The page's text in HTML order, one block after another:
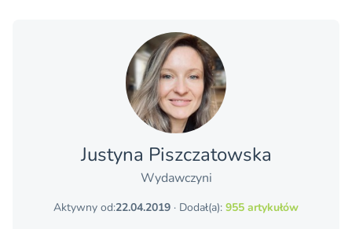
Justyna Piszczatowska
Wydawczyni
Aktywny od:22.04.2019 · Dodał(a): 955 artykułów